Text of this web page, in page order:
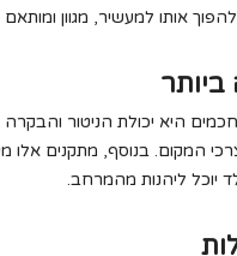
אותו למעשיר, מגוון ומותאם
היא יכולת הניטור
המקום. בנוסף, מתקנים אלו
יוכל ליהנות מהמרחב.